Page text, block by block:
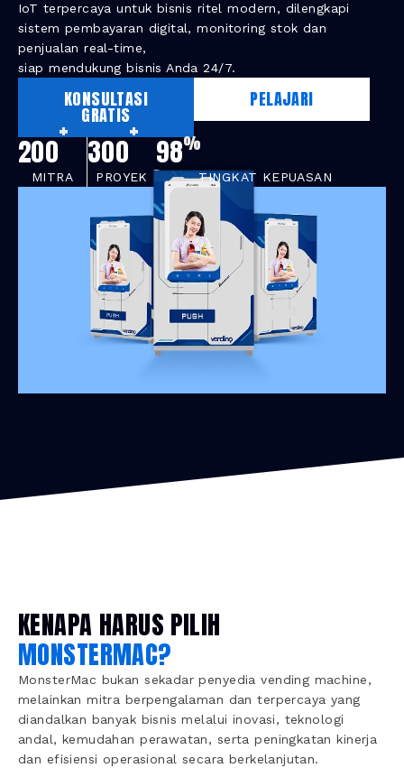
IoT terpercaya untuk bisnis ritel modern, dilengkapi
sistem pembayaran digital, monitoring stok dan
penjualan real-time,
siap mendukung bisnis Anda 24/7.
KONSULTASI
GRATIS
PELAJARI
200
+
MITRA
300
+
PROYEK
98%
TINGKAT KEPUASAN
KENAPA HARUS PILIH
MONSTERMAC?
MonsterMac bukan sekadar penyedia vending machine,
melainkan mitra berpengalaman dan terpercaya yang
diandalkan banyak bisnis melalui inovasi, teknologi
andal, kemudahan perawatan, serta peningkatan kinerja
dan efisiensi operasional secara berkelanjutan.